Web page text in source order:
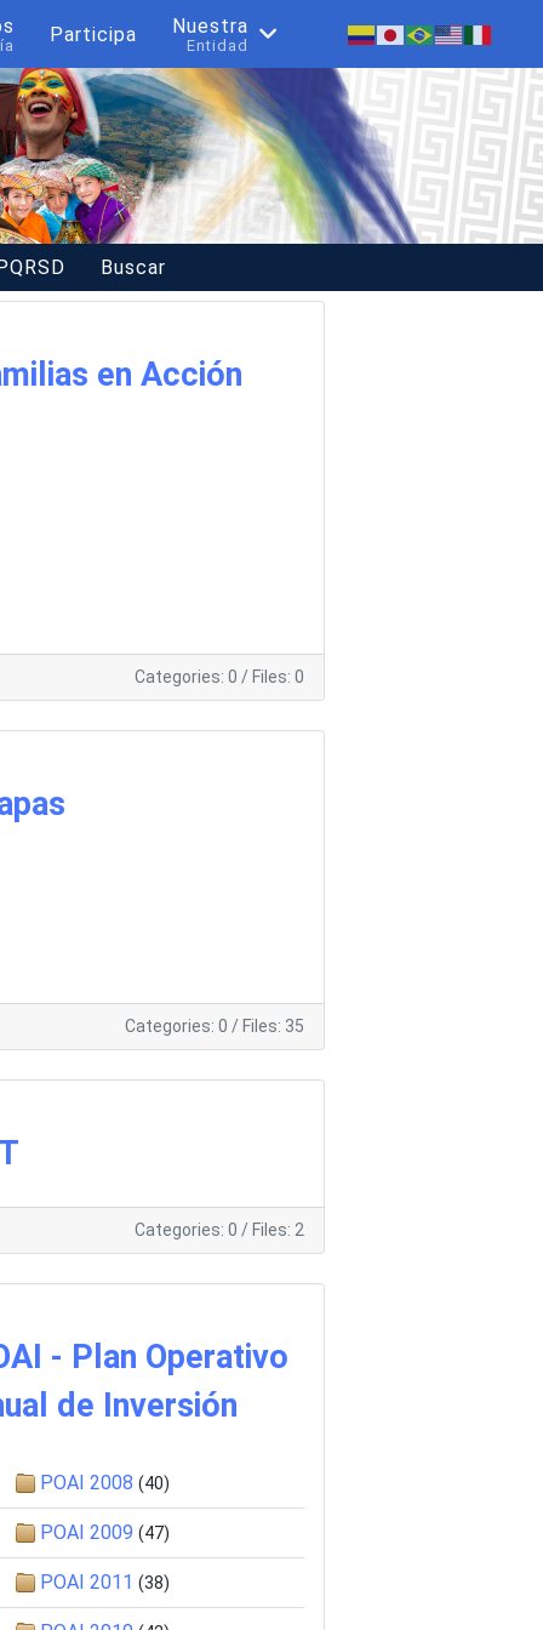
Participa Nuestra
Entidad
Buscar
en Acción
Categories: 0 / Files: 0
Categories: 0 / Files: 35
Categories: 0 / Files: 2
- Plan Operativo
de Inversión
POAI 2008 (40)
POAI 2009 (47)
POAI 2011 (38)